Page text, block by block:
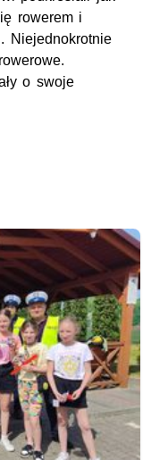
rowerem i
Niejednokrotnie
o swoje